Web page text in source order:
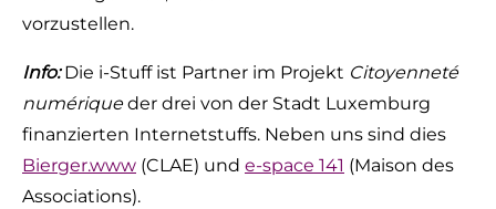
vorzustellen.
Info:Die i-Stuff ist Partner im Projekt Citoyenneté
numériqueder drei von der Stadt Luxemburg
finanzierten Internetstuffs. Neben uns sind dies
Bierger.www (CLAE) und e-space 141 (Maison des
Associations).